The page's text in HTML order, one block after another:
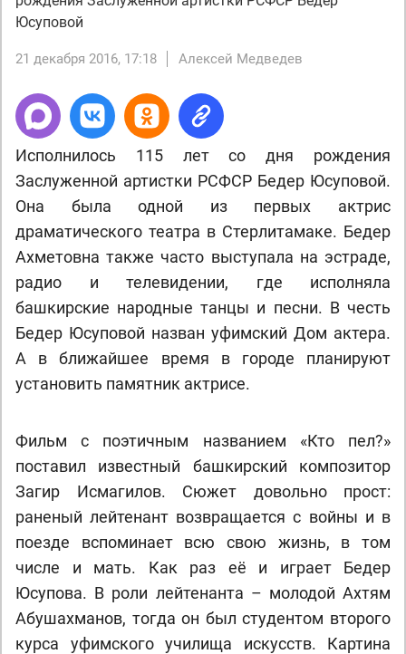
Юсуповой
21 декабря 2016, 17:18 Алексей Медведев
Исполнилось 115 лет со дня рождения
Заслуженной артистки РСФСР Бедер Юсуповой.
Она была одной из первых актрис
драматического театра в Стерлитамаке. Бедер
Ахметовна также часто выступала на эстраде,
радио и телевидении, где исполняла
башкирские народные танцы и песни. В честь
Бедер Юсуповой назван уфимский Дом актера.
А в ближайшее время в городе планируют
установить памятник актрисе.
Фильм с поэтичным названием «Кто пел?»
поставил известный башкирский композитор
Загир Исмагилов. Сюжет довольно прост:
раненый лейтенант возвращается с войны и в
поезде вспоминает всю свою жизнь, в том
числе и мать. Как раз её и играет Бедер
Юсупова. В роли лейтенанта – молодой Ахтям
Абушахманов, тогда он был студентом второго
курса уфимского училища искусств. Картина